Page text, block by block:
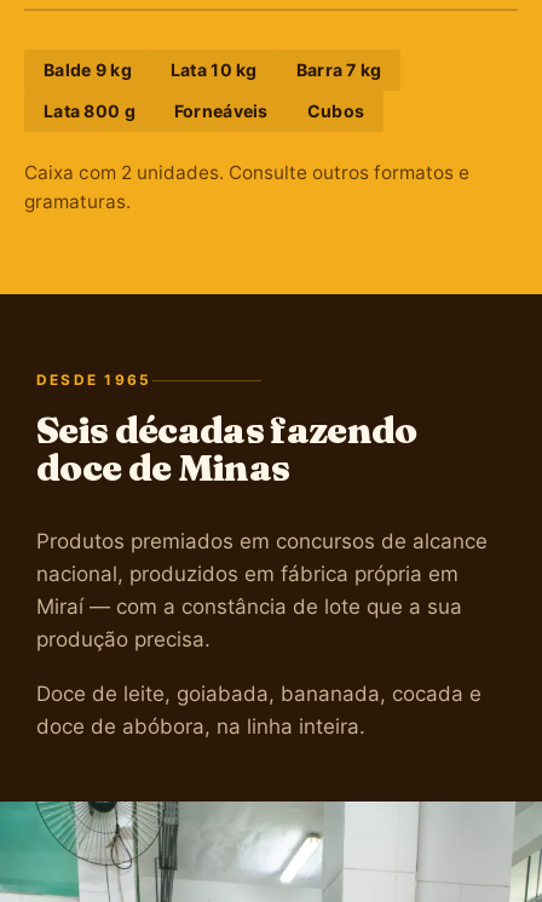
Balde 9 kg Lata 10 kg
Barra 7 kg
Lata 800 g
Forneáveis Cubos
Caixa com 2 unidades. Consulte outros formatos e
gramaturas.
DESDE 1965
Seis décadas fazendo
doce de Minas
Produtos premiados em concursos de alcance
nacional, produzidos em fábrica própria em
Miraí — com a constância de lote que a sua
produção precisa.
Doce de leite, goiabada, bananada, cocada e
doce de abóbora, na linha inteira.